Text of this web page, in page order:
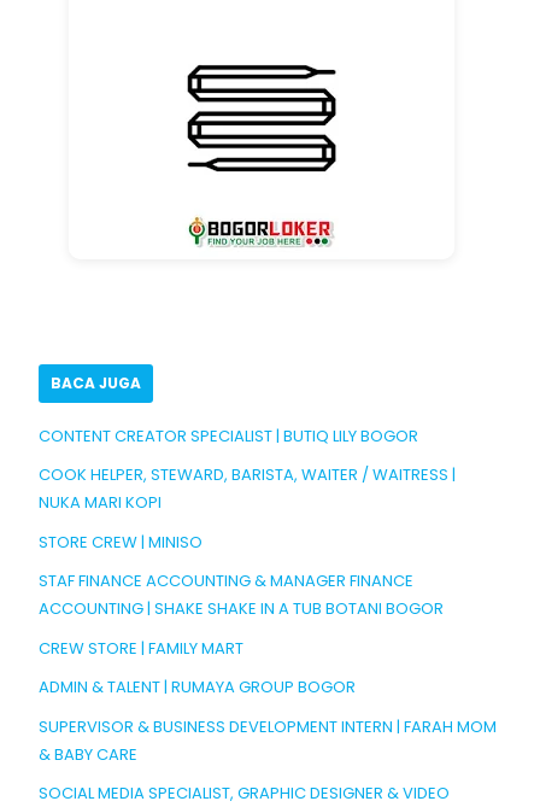
BACA JUGA
CONTENT CREATOR SPECIALIST | BUTIQ LILY BOGOR
COOK HELPER, STEWARD, BARISTA, WAITER / WAITRESS |
NUKA MARI KOPI
STORE CREW | MINISO
STAF FINANCE ACCOUNTING & MANAGER FINANCE
ACCOUNTING | SHAKE SHAKE IN A TUB BOTANI BOGOR
CREW STORE | FAMILY MART
ADMIN & TALENT | RUMAYA GROUP BOGOR
SUPERVISOR & BUSINESS DEVELOPMENT INTERN | FARAH MOM
& BABY CARE
SOCIAL MEDIA SPECIALIST, GRAPHIC DESIGNER & VIDEO